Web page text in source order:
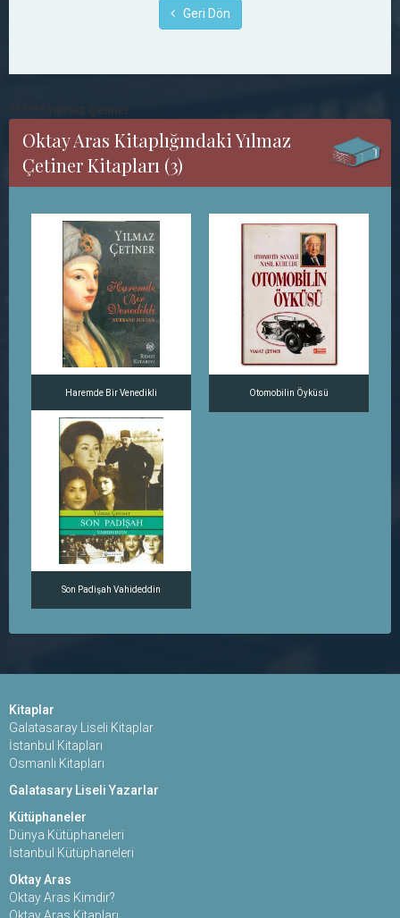
Geri Dön
******Yılmaz Çetiner
Oktay Aras Kitaplığındaki Yılmaz
Çetiner Kitapları (3)
Haremde Bir Venedikli Otomobilin Öyküsü
Son Padişah Vahideddin
Kitaplar
Galatasaray Liseli Kitaplar
İstanbul Kitapları
Osmanlı Kitapları
Galatasary Liseli Yazarlar
Kütüphaneler
Dünya Kütüphaneleri
İstanbul Kütüphaneleri
Oktay Aras
Oktay Aras Kimdir?